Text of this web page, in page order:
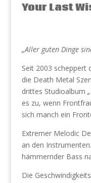
Your Last
„Aller guten Dinge
Seit 2003 scheppert
die Death Metal
drittes Studioalbum
es zu, wenn
sich manch ein
Extremer Melodic
an den
hämmernder Bass
Die